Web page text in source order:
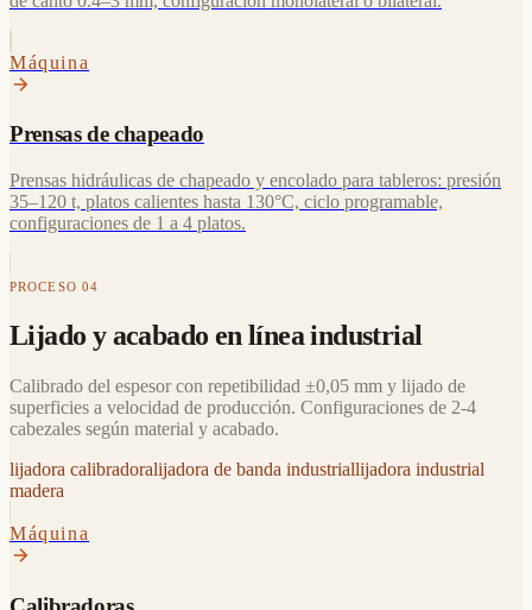
Máquina
Prensas de chapeado
Prensas hidráulicas de chapeado y encolado para tableros: presión
35–120 t, platos calientes hasta 130°C, ciclo programable,
configuraciones de 1 a 4 platos.
PROCESO 04
Lijado y acabado en línea industrial
Calibrado del espesor con repetibilidad ±0,05 mm y lijado de
superficies a velocidad de producción. Configuraciones de 2-4
cabezales según material y acabado.
lijadora calibradoralijadora de banda industriallijadora industrial
madera
Máquina